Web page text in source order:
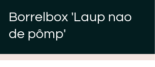
Borrelbox 'Laup nao
de pômp'